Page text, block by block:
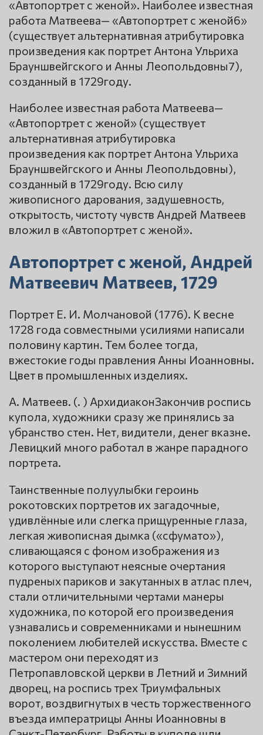
«Автопортрет с женой». Наиболее известная
работа Матвеева— «Автопортрет с женой6»
(существует альтернативная атрибутировка
произведения как портрет Антона Ульриха
Брауншвейгского и Анны Леопольдовны7),
созданный в 1729году.
Наиболее известная работа Матвеева—
«Автопортрет с женой» (существует
альтернативная атрибутировка
произведения как портрет Антона Ульриха
Брауншвейгского и Анны Леопольдовны),
созданный в 1729году. Всю силу
живописного дарования, задушевность,
открытость, чистоту чувств Андрей Матвеев
вложил в «Автопортрет с женой».
Автопортрет с женой, Андрей
Матвеевич Матвеев, 1729
Портрет Е. И. Молчановой (1776). К весне
1728 года совместными усилиями написали
половину картин. Тем более тогда,
вжестокие годы правления Анны Иоанновны.
Цвет в промышленных изделиях.
А. Матвеев. (. ) АрхидиаконЗакончив роспись
купола, художники сразу же принялись за
убранство стен. Нет, видители, денег вказне.
Левицкий много работал в жанре парадного
портрета.
Таинственные полуулыбки героинь
рокотовских портретов их загадочные,
удивлённые или слегка прищуренные глаза,
легкая живописная дымка («сфумато»),
сливающаяся с фоном изображения из
которого выступают неясные очертания
пудреных париков и закутанных в атлас плеч,
стали отличительными чертами манеры
художника, по которой его произведения
узнавались и современниками и нынешним
поколением любителей искусства. Вместе с
мастером они переходят из
Петропавловской церкви в Летний и Зимний
дворец, на роспись трех Триумфальных
ворот, воздвигнутых в честь торжественного
въезда императрицы Анны Иоанновны в